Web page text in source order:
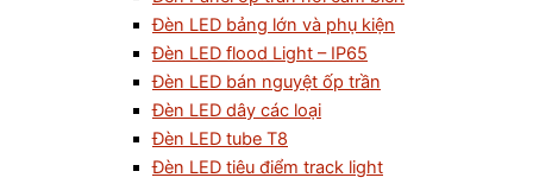
Đèn LED bảng lớn và phụ kiện
Đèn LED flood Light – IP65
Đèn LED bán nguyệt ốp trần
Đèn LED dây các loại
Đèn LED tube T8
Đèn LED tiêu điểm track light